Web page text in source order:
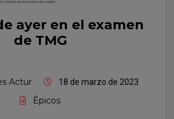
ayer en el examen
de TMG
Actur 18 de marzo de 2023
Épicos